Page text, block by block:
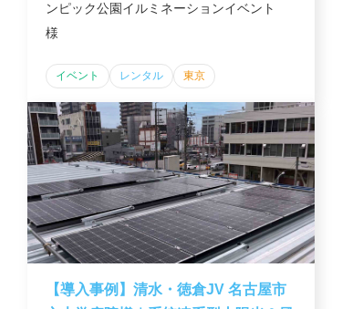
ンピック公園イルミネーションイベント
様
イベント レンタル 東京
【導入事例】清水・徳倉JV 名古屋市